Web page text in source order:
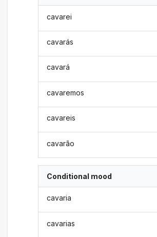
cavarei
cavarás
cavará
cavaremos
cavareis
cavarão
Conditional mood
cavaria
cavarias